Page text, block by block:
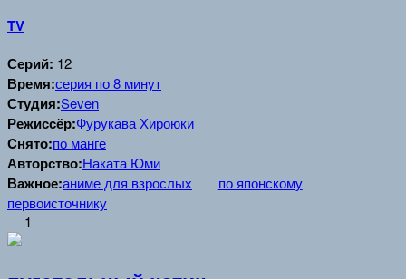
TV
Серий: 12
Время:серия по 8 минут
Студия:Seven
Режиссёр:Фурукава Хироюки
Cнято:по манге
Авторство:Наката Юми
Важное:аниме для взрослых
по японскому
первоисточнику
1